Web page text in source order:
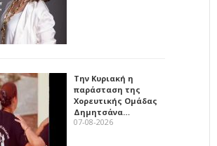
Την Κυριακή η
παράσταση της
Χορευτικής Ομάδας
Δημητσάνα…
07-08-2026